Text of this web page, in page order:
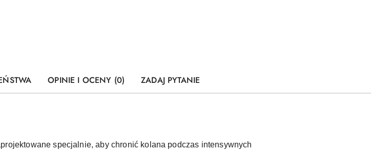
OPINIE I OCENY (0) ZADAJ PYTANIE
specjalnie, aby chronić kolana podczas intensywnych